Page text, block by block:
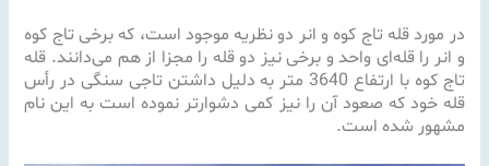
در مورد قله تاج کوه و انر دو نظریه موجود است، که برخی تاج کوه
و انر را قله‌ای واحد و برخی نیز دو قله را مجزا از هم می‌دانند. قله
تاج کوه با ارتفاع 3640 متر به دلیل داشتن تاجی سنگی در رأس
قله خود که صعود آن را نیز کمی دشوارتر نموده است به این نام
مشهور شده است.